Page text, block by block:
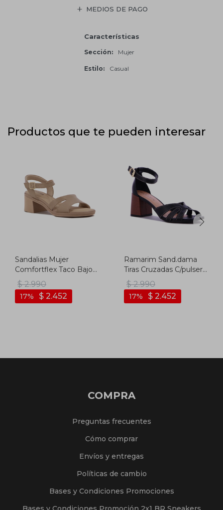
MEDIOS DE PAGO
Características
Sección Mujer
Estilo Casual
Productos que te pueden interesar
Sandalias Mujer
Comfortflex Taco Bajo
Cuadrado - Moca
$ 2.990
$ 2.452
17
Ramarim Sand.dama
Tiras Cruzadas C/pulsera
T/ Medio - Negro -
Negro
$ 2.990
$ 2.452
17
COMPRA
Preguntas frecuentes
Cómo comprar
Envíos y entregas
Políticas de cambio
Bases y Condiciones Promociones